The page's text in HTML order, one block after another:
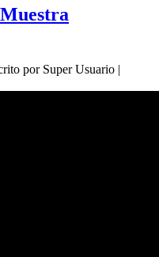
por Super Usuario |